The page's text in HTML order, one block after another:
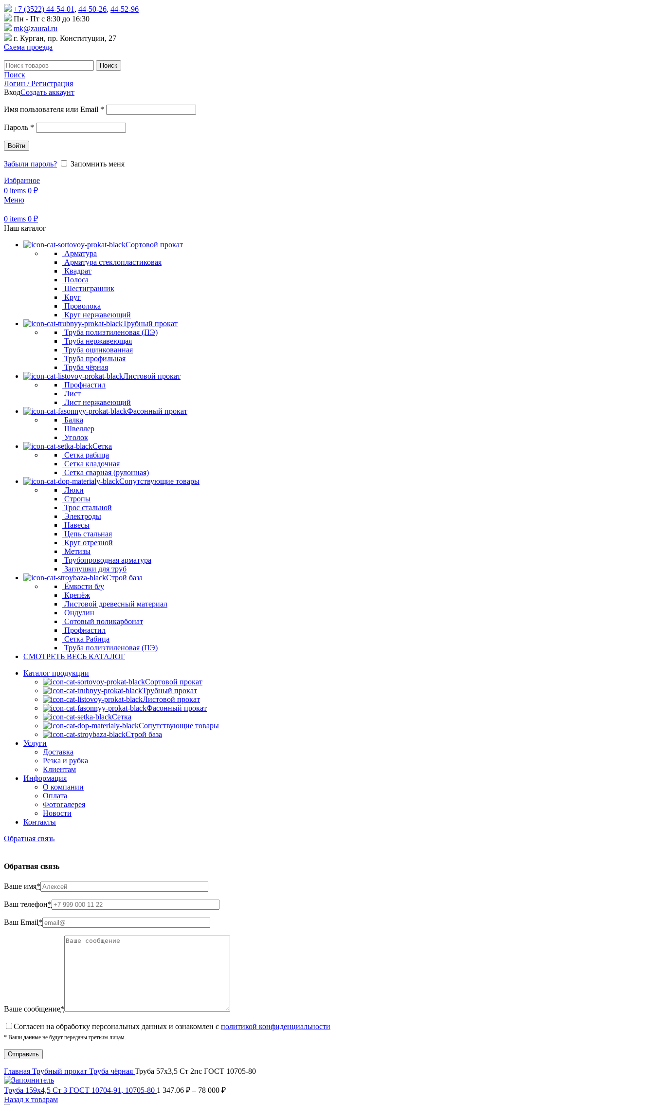
+7 (3522) 44-54-01 , 44-50-26, 44-52-96
Пн - Пт с 8:30 до 16:30
mk@zaural.ru
г. Курган, пр. Конституции, 27
Схема проезда
Поиск
Поиск
Логин / Регистрация
ВходСоздать аккаунт
Имя пользователя или Email *
Пароль *
Войти
Забыли пароль?
Запомнить меня
Избранное
0 items 0 ₽
Меню
0 items 0 ₽
Наш каталог
Сортовой прокат
Арматура
Арматура стеклопластиковая
Квадрат
Полоса
Шестигранник
Круг
Проволока
Круг нержавеющий
Трубный прокат
Труба полиэтиленовая (ПЭ)
Труба нержавеющая
Труба оцинкованная
Труба профильная
Труба чёрная
Листовой прокат
Профнастил
Лист
Лист нержавеющий
Фасонный прокат
Балка
Швеллер
Уголок
Сетка
Сетка рабица
Сетка кладочная
Сетка сварная (рулонная)
Сопутствующие товары
Люки
Стропы
Трос стальной
Электроды
Навесы
Цепь стальная
Круг отрезной
Метизы
Трубопроводная арматура
Заглушки для труб
Строй база
Ёмкости б/у
Крепёж
Листовой древесный материал
Ондулин
Сотовый поликарбонат
Профнастил
Сетка Рабица
Труба полиэтиленовая (ПЭ)
СМОТРЕТЬ ВЕСЬ КАТАЛОГ
Каталог продукции
Сортовой прокат
Трубный прокат
Листовой прокат
Фасонный прокат
Сетка
Сопутствующие товары
Строй база
Услуги
Доставка
Резка и рубка
Клиентам
Информация
О компании
Оплата
Фотогалерея
Новости
Контакты
Обратная связь
Обратная связь
Ваше имя*
Ваш телефон*
Ваш Email*
Ваше сообщение*
Cогласен на обработку персональных данных и ознакомлен с политикой конфиденциальности
* Ваши данные не будут переданы третьим лицам.
Главная Трубный прокат Труба чёрная Труба 57х3,5 Ст 2пс ГОСТ 10705-80
Труба 159х4,5 Ст 3 ГОСТ 10704-91, 10705-80 1 347.06 ₽ – 78 000 ₽
Назад к товарам